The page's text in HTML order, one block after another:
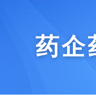
药企